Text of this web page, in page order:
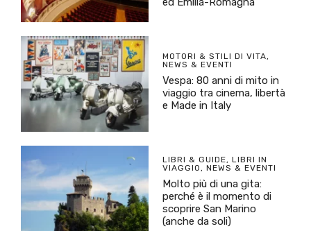
MOTORI & STILI DI VITA,
NEWS & EVENTI
Vespa: 80 anni di mito in
viaggio tra cinema, libertà
e Made in Italy
LIBRI & GUIDE, LIBRI IN
VIAGGIO, NEWS & EVENTI
Molto più di una gita:
perché è il momento di
scoprire San Marino
(anche da soli)